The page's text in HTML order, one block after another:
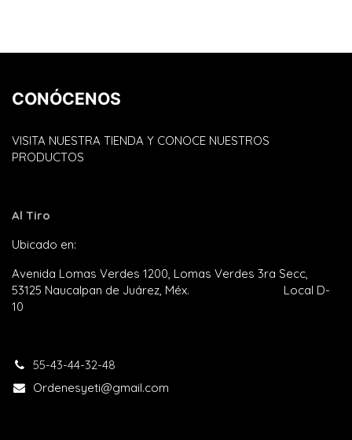
CONÓCENOS
VISITA NUESTRA TIENDA Y CONOCE NUESTROS
PRODUCTOS
Al Tiro
Ubicado en:
Avenida Lomas Verdes 1200, Lomas Verdes 3ra Secc,
53125 Naucalpan de Juárez, Méx. Local D-
10
55-43-44-32-48​
Ordenesyeti@gmail.com